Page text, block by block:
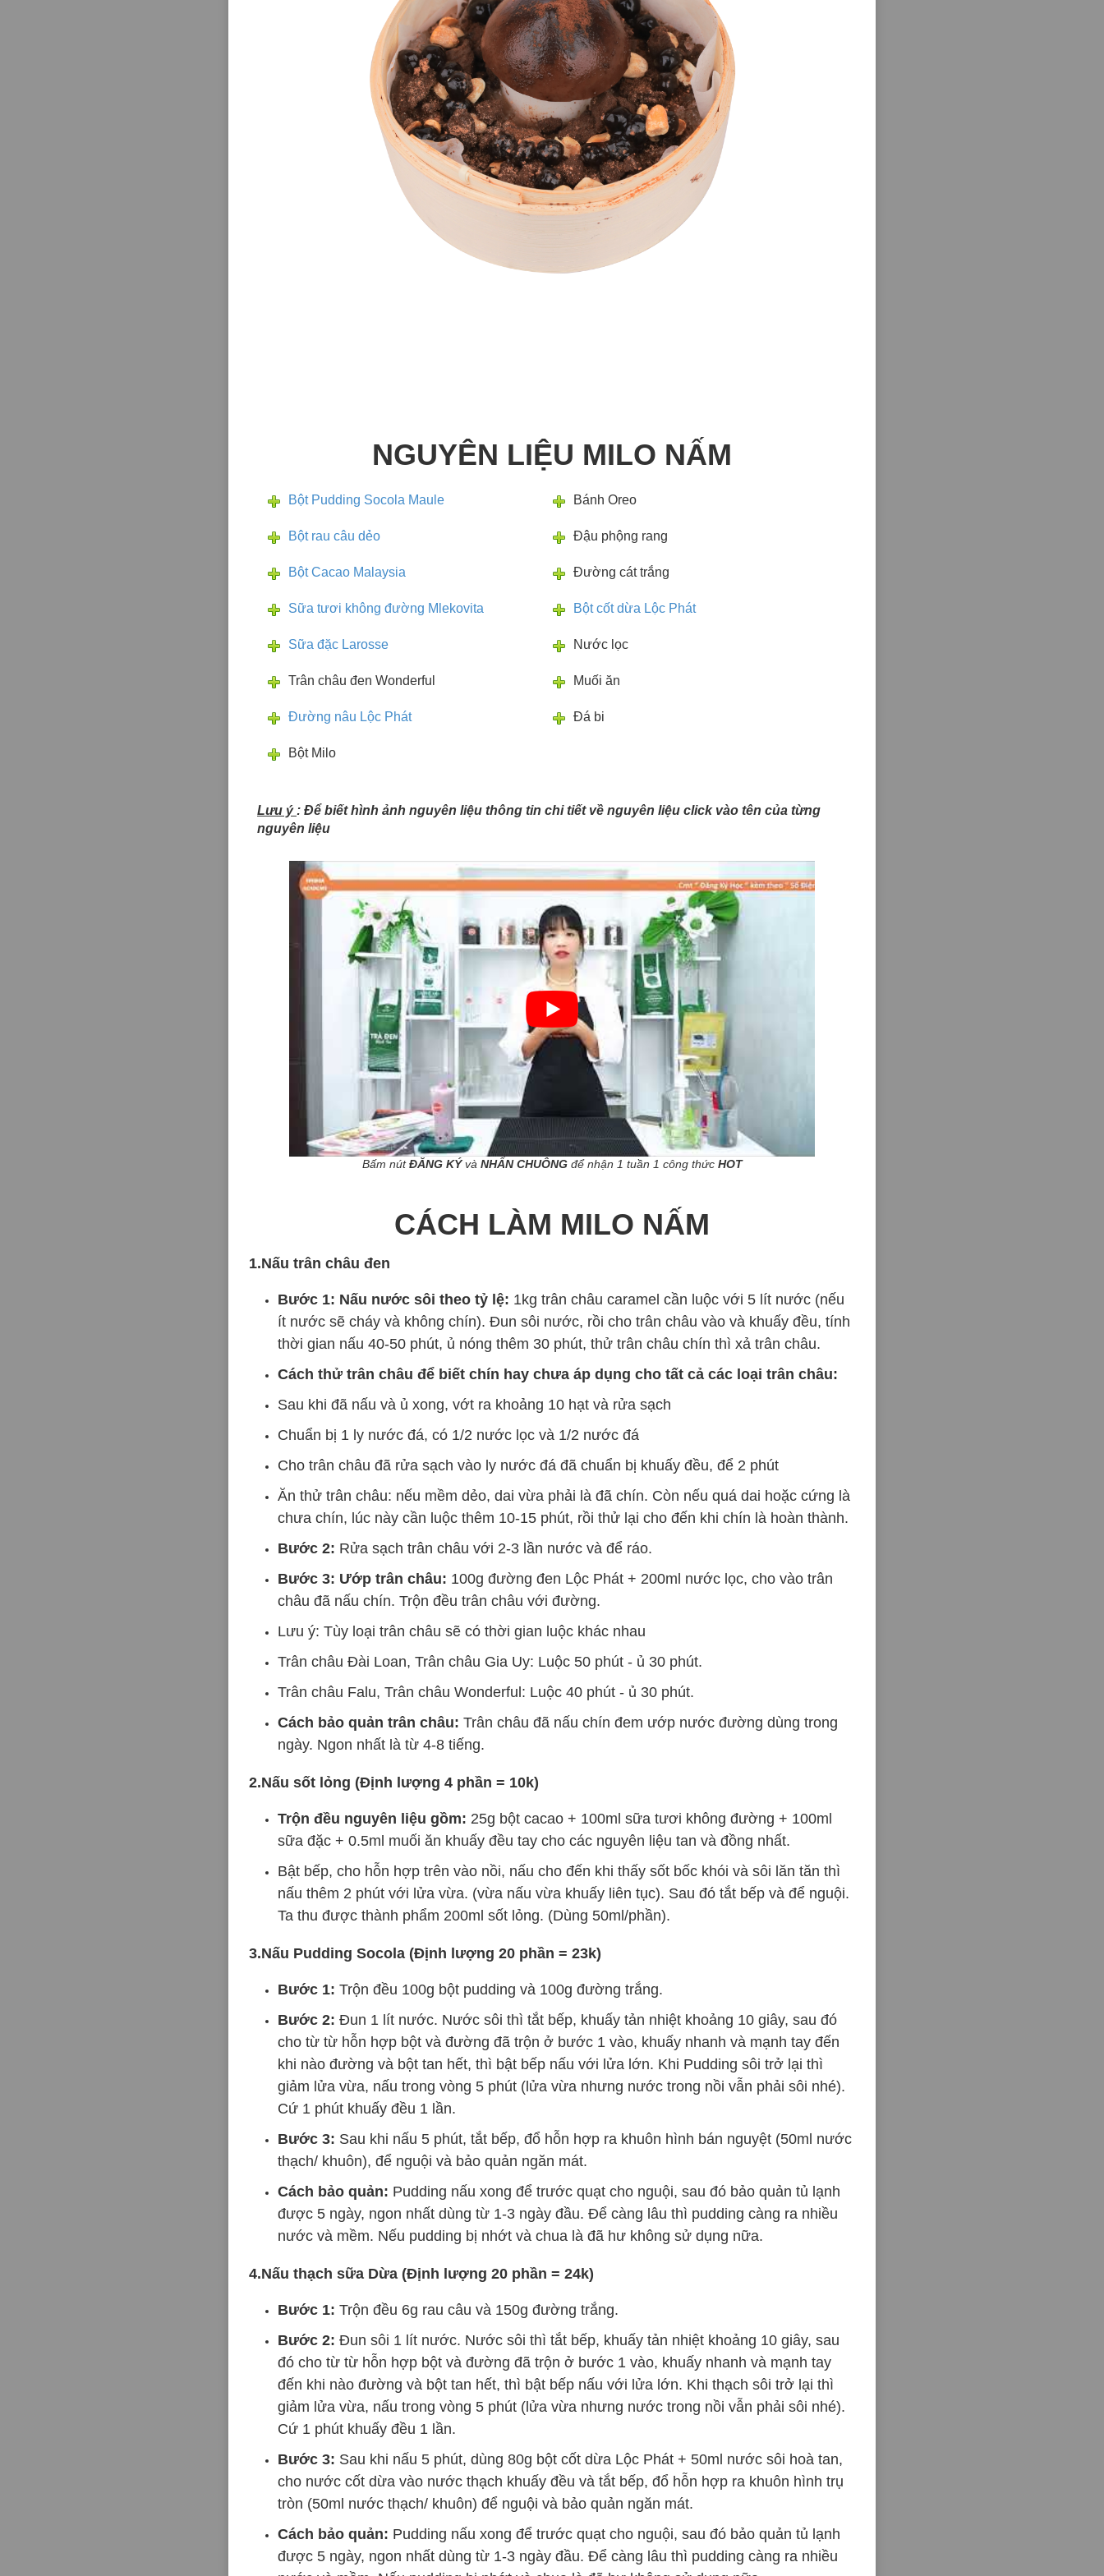
Milo Nấm
NGUYÊN LIỆU MILO NẤM
Bột Pudding Socola Maule
Bột rau câu dẻo
Bột Cacao Malaysia
Sữa tươi không đường Mlekovita
Sữa đặc Larosse
Trân châu đen Wonderful
Đường nâu Lộc Phát
Bột Milo
Bánh Oreo
Đậu phộng rang
Đường cát trắng
Bột cốt dừa Lộc Phát
Nước lọc
Muối ăn
Đá bi
Lưu ý : Để biết hình ảnh nguyên liệu thông tin chi tiết về nguyên liệu click vào tên của từng
nguyên liệu
Bấm nútĐĂNG KÝvà NHẤN CHUÔNG để nhận 1 tuần 1 công thứcHOT
CÁCH LÀM MILO NẤM
1.Nấu trân châu đen
Bước 1: Nấu nước sôi theo tỷ lệ: 1kg trân châu caramel cần luộc với 5 lít nước (nếu
ít nước sẽ cháy và không chín). Đun sôi nước, rồi cho trân châu vào và khuấy đều, tính
thời gian nấu 40-50 phút, ủ nóng thêm 30 phút, thử trân châu chín thì xả trân châu.
Cách thử trân châu để biết chín hay chưa áp dụng cho tất cả các loại trân châu:
Sau khi đã nấu và ủ xong, vớt ra khoảng 10 hạt và rửa sạch
Chuẩn bị 1 ly nước đá, có 1/2 nước lọc và 1/2 nước đá
Cho trân châu đã rửa sạch vào ly nước đá đã chuẩn bị khuấy đều, để 2 phút
Ăn thử trân châu: nếu mềm dẻo, dai vừa phải là đã chín. Còn nếu quá dai hoặc cứng là
chưa chín, lúc này cần luộc thêm 10-15 phút, rồi thử lại cho đến khi chín là hoàn thành.
Bước 2: Rửa sạch trân châu với 2-3 lần nước và để ráo.
Bước 3: Ướp trân châu: 100g đường đen Lộc Phát + 200ml nước lọc, cho vào trân
châu đã nấu chín. Trộn đều trân châu với đường.
Lưu ý: Tùy loại trân châu sẽ có thời gian luộc khác nhau
Trân châu Đài Loan, Trân châu Gia Uy: Luộc 50 phút - ủ 30 phút.
Trân châu Falu, Trân châu Wonderful: Luộc 40 phút - ủ 30 phút.
Cách bảo quản trân châu: Trân châu đã nấu chín đem ướp nước đường dùng trong
ngày. Ngon nhất là từ 4-8 tiếng.
2.Nấu sốt lỏng (Định lượng 4 phần = 10k)
Trộn đều nguyên liệu gồm: 25g bột cacao + 100ml sữa tươi không đường + 100ml
sữa đặc + 0.5ml muối ăn khuấy đều tay cho các nguyên liệu tan và đồng nhất.
Bật bếp, cho hỗn hợp trên vào nồi, nấu cho đến khi thấy sốt bốc khói và sôi lăn tăn thì
nấu thêm 2 phút với lửa vừa. (vừa nấu vừa khuấy liên tục). Sau đó tắt bếp và để nguội.
Ta thu được thành phẩm 200ml sốt lỏng. (Dùng 50ml/phần).
3.Nấu Pudding Socola (Định lượng 20 phần = 23k)
Bước 1: Trộn đều 100g bột pudding và 100g đường trắng.
Bước 2: Đun 1 lít nước. Nước sôi thì tắt bếp, khuấy tản nhiệt khoảng 10 giây, sau đó
cho từ từ hỗn hợp bột và đường đã trộn ở bước 1 vào, khuấy nhanh và mạnh tay đến
khi nào đường và bột tan hết, thì bật bếp nấu với lửa lớn. Khi Pudding sôi trở lại thì
giảm lửa vừa, nấu trong vòng 5 phút (lửa vừa nhưng nước trong nồi vẫn phải sôi nhé).
Cứ 1 phút khuấy đều 1 lần.
Bước 3: Sau khi nấu 5 phút, tắt bếp, đổ hỗn hợp ra khuôn hình bán nguyệt (50ml nước
thạch/ khuôn), để nguội và bảo quản ngăn mát.
Cách bảo quản: Pudding nấu xong để trước quạt cho nguội, sau đó bảo quản tủ lạnh
được 5 ngày, ngon nhất dùng từ 1-3 ngày đầu. Để càng lâu thì pudding càng ra nhiều
nước và mềm. Nếu pudding bị nhớt và chua là đã hư không sử dụng nữa.
4.Nấu thạch sữa Dừa (Định lượng 20 phần = 24k)
Bước 1: Trộn đều 6g rau câu và 150g đường trắng.
Bước 2: Đun sôi 1 lít nước. Nước sôi thì tắt bếp, khuấy tản nhiệt khoảng 10 giây, sau
đó cho từ từ hỗn hợp bột và đường đã trộn ở bước 1 vào, khuấy nhanh và mạnh tay
đến khi nào đường và bột tan hết, thì bật bếp nấu với lửa lớn. Khi thạch sôi trở lại thì
giảm lửa vừa, nấu trong vòng 5 phút (lửa vừa nhưng nước trong nồi vẫn phải sôi nhé).
Cứ 1 phút khuấy đều 1 lần.
Bước 3: Sau khi nấu 5 phút, dùng 80g bột cốt dừa Lộc Phát + 50ml nước sôi hoà tan,
cho nước cốt dừa vào nước thạch khuấy đều và tắt bếp, đổ hỗn hợp ra khuôn hình trụ
tròn (50ml nước thạch/ khuôn) để nguội và bảo quản ngăn mát.
Cách bảo quản: Pudding nấu xong để trước quạt cho nguội, sau đó bảo quản tủ lạnh
được 5 ngày, ngon nhất dùng từ 1-3 ngày đầu. Để càng lâu thì pudding càng ra nhiều